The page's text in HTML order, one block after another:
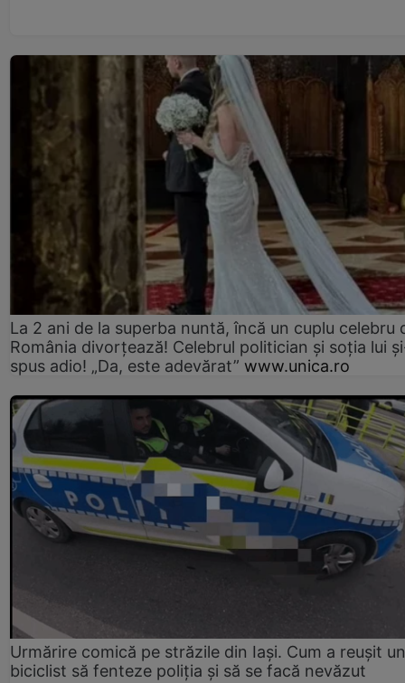
La 2 ani de la superba nuntă, încă un cuplu celebru
România divorțează! Celebrul politician și soția lui
spus adio! „Da, este adevărat” www.unica.ro
Urmărire comică pe străzile din Iași. Cum a reușit un
biciclist să fenteze poliția și să se facă nevăzut